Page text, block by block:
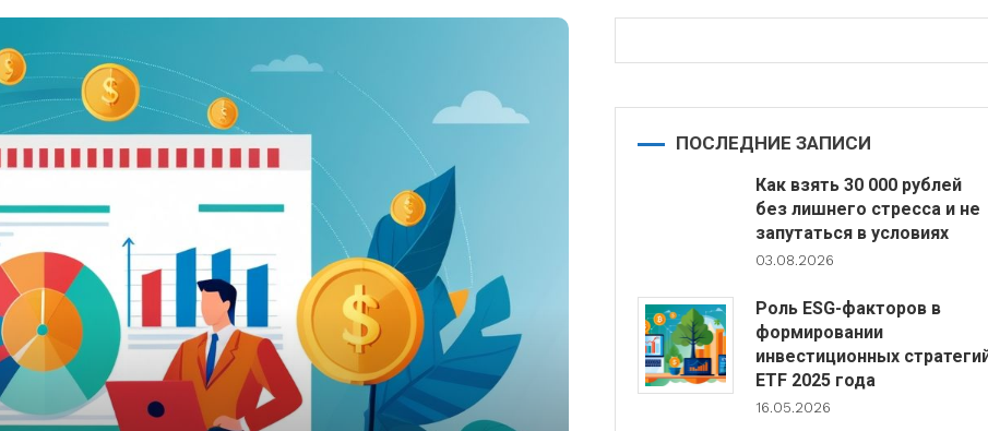
ПОСЛЕДНИЕ ЗАПИСИ
Как взять 30 000 рублей
без лишнего стресса и не
запутаться в условиях
03.08.2026
Роль ESG-факторов в
формировании
инвестиционных
ETF 2025 года
16.05.2026